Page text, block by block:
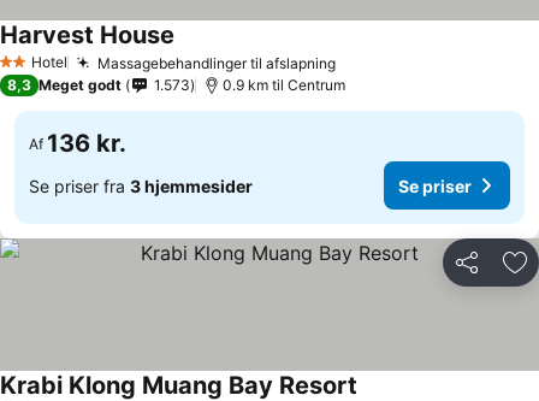
2 Stjerner
Hotel Massagebehandlinger til afslapning
Harvest House
8,3 Meget godt 1.573 0.9 km til Centrum
Af 136 kr.
Se priser fra 3 hjemmesider Se priser
Del
Krabi Klong Muang Bay Resort